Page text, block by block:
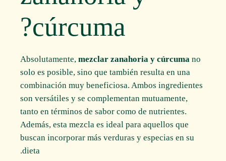
cúrcuma?
Absolutamente,mezclar zanahoria y cúrcuma no
solo es posible, sino que también resulta en una
combinación muy beneficiosa. Ambos ingredientes
son versátiles y se complementan mutuamente,
tanto en términos de sabor como de nutrientes.
Además, esta mezcla es ideal para aquellos que
buscan incorporar más verduras y especias en su
dieta.